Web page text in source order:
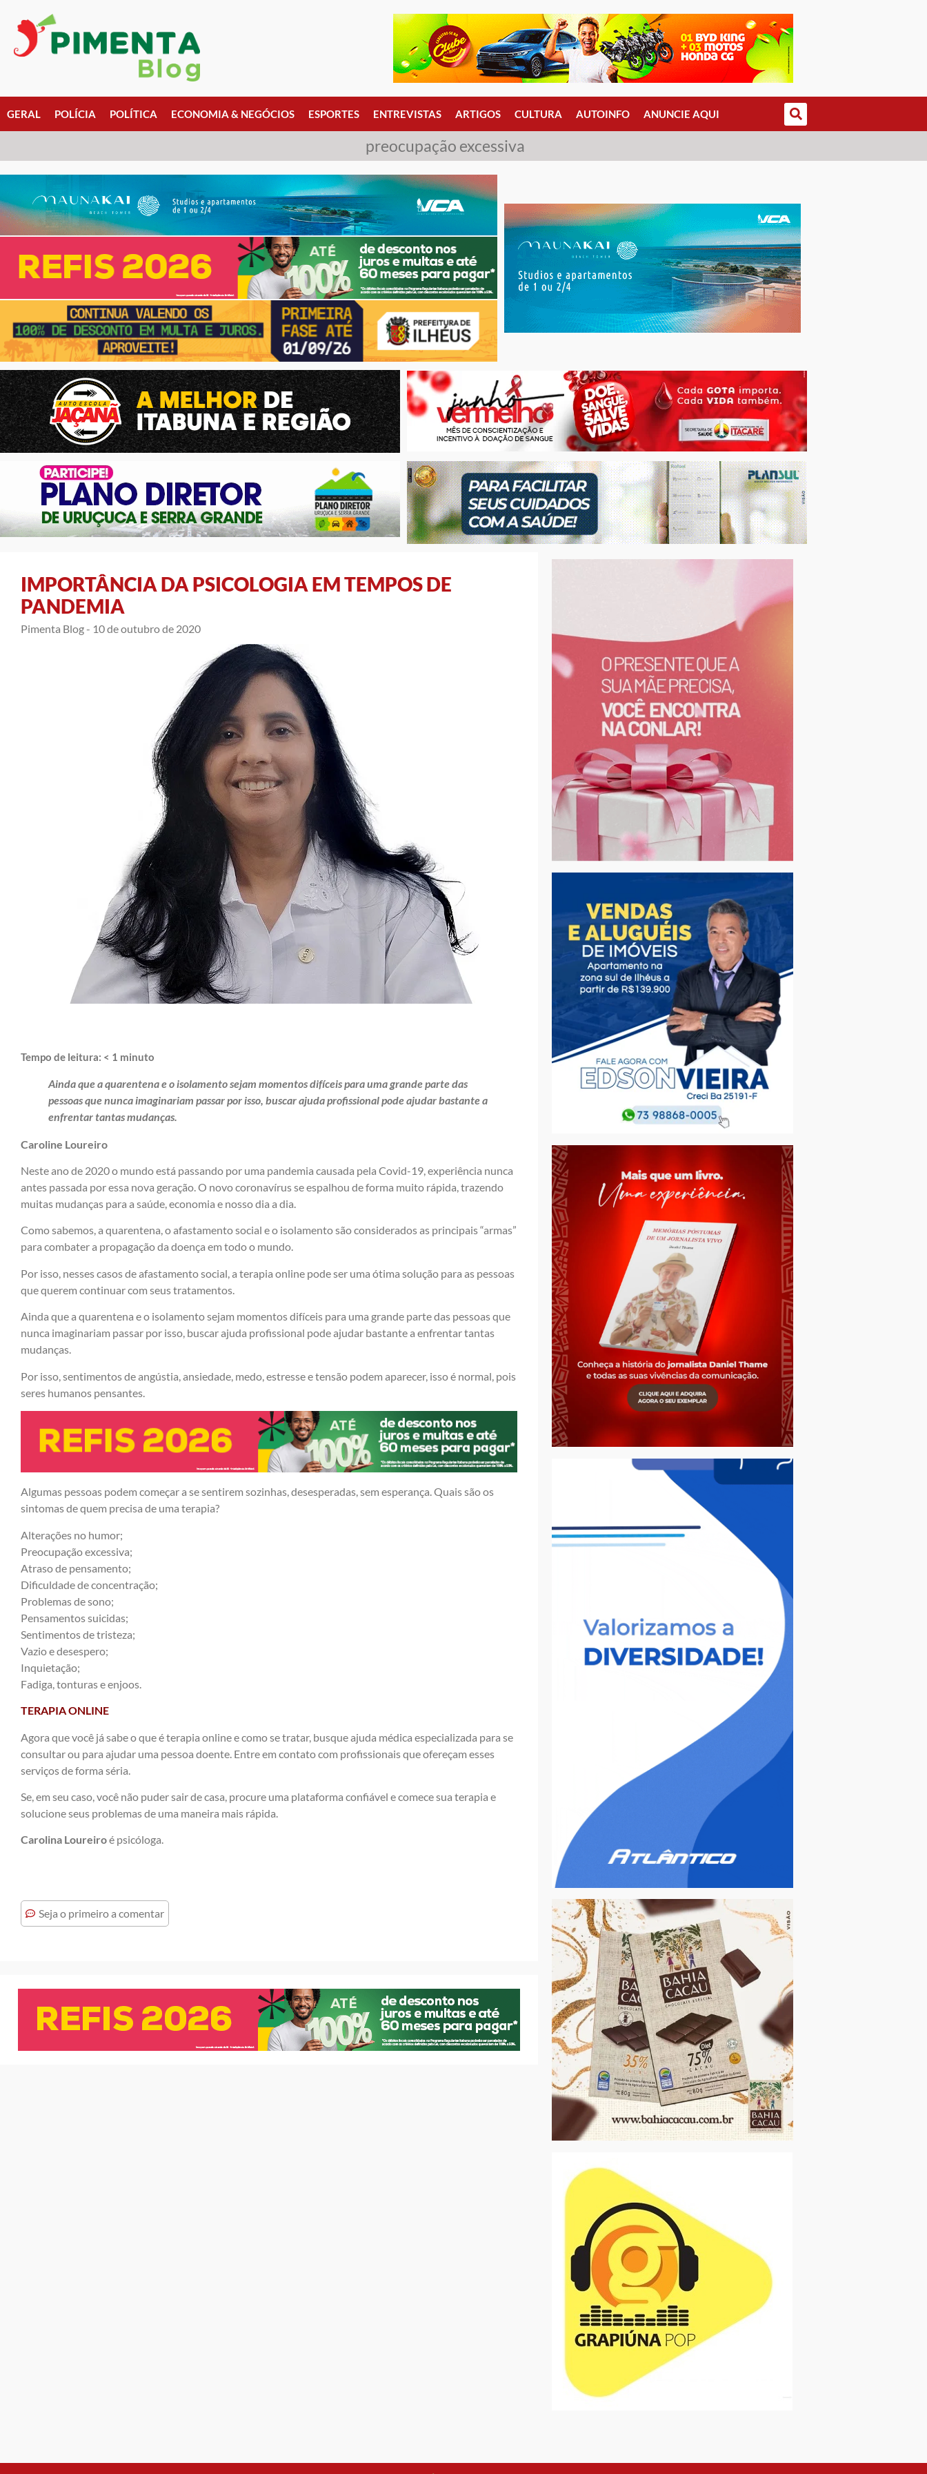
GERAL POLÍCIA POLÍTICA ECONOMIA & NEGÓCIOS ESPORTES ENTREVISTAS ARTIGOS CULTURA AUTOINFO ANUNCIE AQUI
preocupação excessiva
IMPORTÂNCIA DA PSICOLOGIA EM TEMPOS DE
PANDEMIA
Pimenta Blog - 10 de outubro de 2020
Tempo de leitura: < 1 minuto
Ainda que a quarentena e o isolamento sejam momentos difíceis para uma grande parte das
pessoas que nunca imaginariam passar por isso, buscar ajuda profissional pode ajudar bastante a
enfrentar tantas mudanças.
Caroline Loureiro
Neste ano de 2020 o mundo está passando por uma pandemia causada pela Covid-19, experiência nunca
antes passada por essa nova geração. O novo coronavírus se espalhou de forma muito rápida, trazendo
muitas mudanças para a saúde, economia e nosso dia a dia.
Como sabemos, a quarentena, o afastamento social e o isolamento são considerados as principais “armas”
para combater a propagação da doença em todo o mundo.
Por isso, nesses casos de afastamento social, a terapia online pode ser uma ótima solução para as pessoas
que querem continuar com seus tratamentos.
Ainda que a quarentena e o isolamento sejam momentos difíceis para uma grande parte das pessoas que
nunca imaginariam passar por isso, buscar ajuda profissional pode ajudar bastante a enfrentar tantas
mudanças.
Por isso, sentimentos de angústia, ansiedade, medo, estresse e tensão podem aparecer, isso é normal, pois
seres humanos pensantes.
Algumas pessoas podem começar a se sentirem sozinhas, desesperadas, sem esperança. Quais são os
sintomas de quem precisa de uma terapia?
Alterações no humor;
Preocupação excessiva;
Atraso de pensamento;
Dificuldade de concentração;
Problemas de sono;
Pensamentos suicidas;
Sentimentos de tristeza;
Vazio e desespero;
Inquietação;
Fadiga, tonturas e enjoos.
TERAPIA ONLINE
Agora que você já sabe o que é terapia online e como se tratar, busque ajuda médica especializada para se
consultar ou para ajudar uma pessoa doente. Entre em contato com profissionais que ofereçam esses
serviços de forma séria.
Se, em seu caso, você não puder sair de casa, procure uma plataforma confiável e comece sua terapia e
solucione seus problemas de uma maneira mais rápida.
Carolina Loureiroé psicóloga.
Seja o primeiro a comentar